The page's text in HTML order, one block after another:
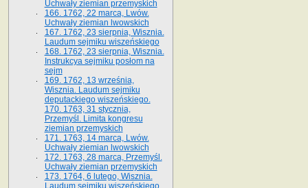
Uchwały ziemian przemyskich
166. 1762, 22 marca, Lwów.
Uchwały ziemian lwowskich
167. 1762, 23 sierpnia, Wisznia.
Laudum sejmiku wiszeńskiego
168. 1762, 23 sierpnia, Wisznia.
Instrukcya sejmiku posłom na
sejm
169. 1762, 13 września,
Wisznia. Laudum sejmiku
deputackiego wiszeńskiego.
170. 1763, 31 stycznia,
Przemyśl. Limita kongresu
ziemian przemyskich
171. 1763, 14 marca, Lwów.
Uchwały ziemian lwowskich
172. 1763, 28 marca, Przemyśl.
Uchwały ziemian przemyskich
173. 1764, 6 lutego, Wisznia.
Laudum sejmiku wiszeńskiego